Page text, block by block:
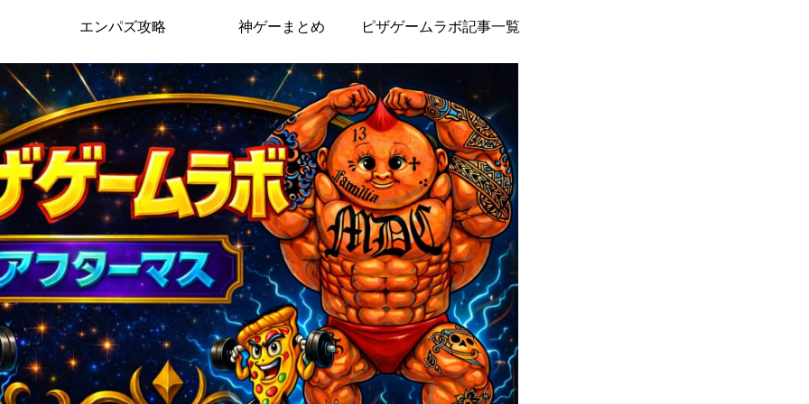
エンパズ攻略 神ゲーまとめ ピザゲームラボ記事一覧